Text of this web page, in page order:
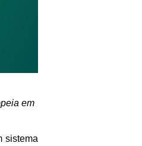
em
sistema